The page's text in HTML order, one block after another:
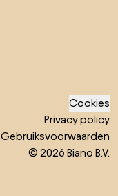
Cookies
Privacy policy
Gebruiksvoorwaarden
© 2026 Biano B.V.